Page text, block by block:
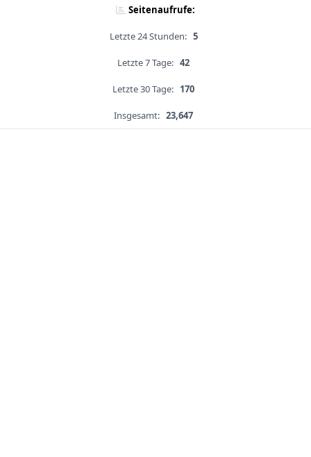
Seitenaufrufe:
Letzte 24 Stunden: 5
Letzte 7 Tage: 42
Letzte 30 Tage: 170
Insgesamt: 23,647